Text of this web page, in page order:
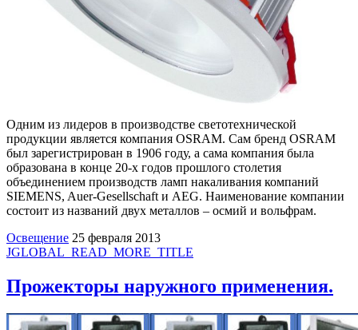
Одним из лидеров в производстве светотехнической
продукции является компания OSRAM. Сам бренд OSRAM
был зарегистрирован в 1906 году, а сама компания была
образована в конце 20-х годов прошлого столетия
объединением производств ламп накаливания компаний
SIEMENS, Auer-Gesellschaft и AEG. Наименование компании
состоит из названий двух металлов – осмий и вольфрам.
Освещение 25 февраля 2013
JGLOBAL_READ_MORE_TITLE
Прожекторы наружного применения.